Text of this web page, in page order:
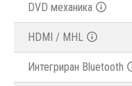
DVD механика
HDMI / MHL
Интегриран Bluetooth